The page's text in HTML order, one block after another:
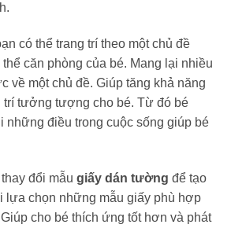
có thể trang trí theo một chủ đề
căn phòng của bé. Mang lại nhiều
về một chủ đề. Giúp tăng khả năng
trí tưởng tượng cho bé. Từ đó bé
những điều trong cuộc sống giúp bé
đổi mẫu giấy dán tường để tạo
lựa chọn những mẫu giấy phù hợp
cho bé thích ứng tốt hơn và phát